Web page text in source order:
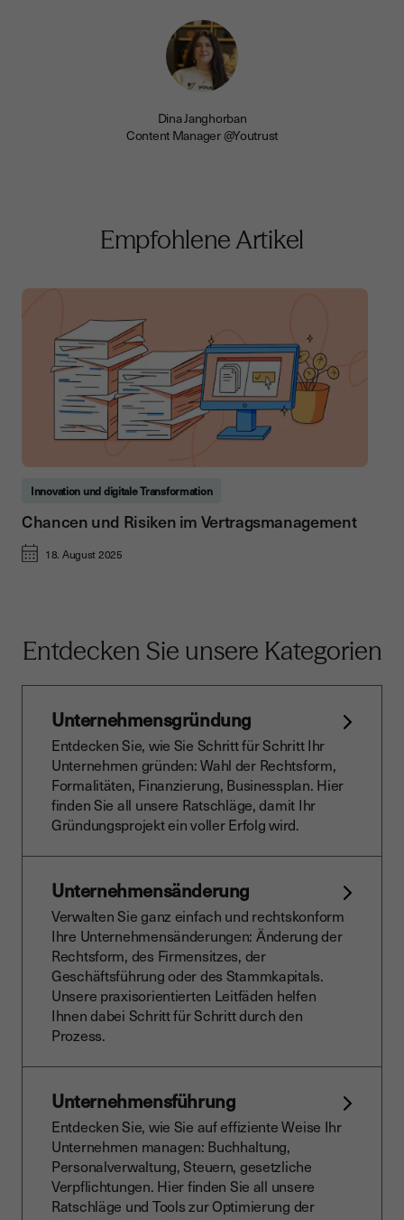
Dina Janghorban
Content Manager @Youtrust
Empfohlene Artikel
Innovation und digitale Transformation
Chancen und Risiken im Vertragsmanagement
18. August 2025
Entdecken Sie unsere Kategorien
Unternehmensgründung
Entdecken Sie, wie Sie Schritt für Schritt Ihr
Unternehmen gründen: Wahl der Rechtsform,
Formalitäten, Finanzierung, Businessplan. Hier
finden Sie all unsere Ratschläge, damit Ihr
Gründungsprojekt ein voller Erfolg wird.
Unternehmensänderung
Verwalten Sie ganz einfach und rechtskonform
Ihre Unternehmensänderungen: Änderung der
Rechtsform, des Firmensitzes, der
Geschäftsführung oder des Stammkapitals.
Unsere praxisorientierten Leitfäden helfen
Ihnen dabei Schritt für Schritt durch den
Prozess.
Unternehmensführung
Entdecken Sie, wie Sie auf effiziente Weise Ihr
Unternehmen managen: Buchhaltung,
Personalverwaltung, Steuern, gesetzliche
Verpflichtungen. Hier finden Sie all unsere
Ratschläge und Tools zur Optimierung der